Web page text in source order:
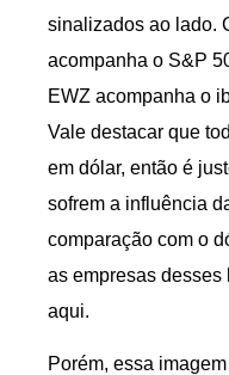
sinalizados ao lado.
acompanha o S&P
EWZ acompanha o
Vale destacar que
em dólar, então é
sofrem a influência
comparação com o
as empresas desses
aqui.
Porém, essa